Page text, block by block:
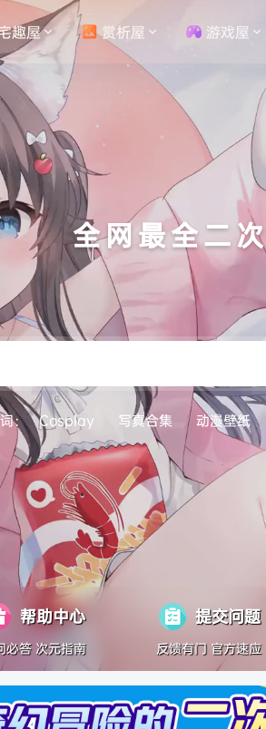
趣屋 赏析屋 游戏屋
帮助中心
必答 次元指南
提交问题
反馈有门 官方速应
全网最全二
： Cosplay 写真合集 动漫壁纸